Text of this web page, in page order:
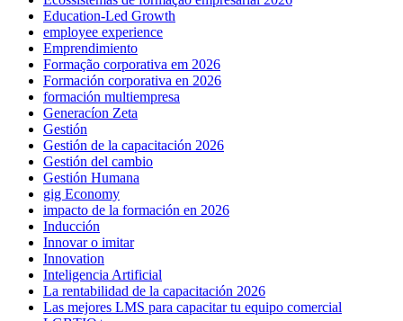
Education-Led Growth
employee experience
Emprendimiento
Formação corporativa em 2026
Formación corporativa en 2026
formación multiempresa
Generacíon Zeta
Gestión
Gestión de la capacitación 2026
Gestión del cambio
Gestión Humana
gig Economy
impacto de la formación en 2026
Inducción
Innovar o imitar
Innovation
Inteligencia Artificial
La rentabilidad de la capacitación 2026
Las mejores LMS para capacitar tu equipo comercial